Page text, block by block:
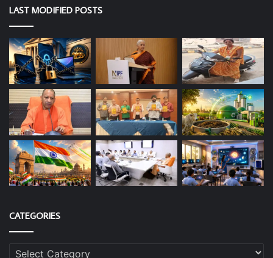
LAST MODIFIED POSTS
CATEGORIES
Categories